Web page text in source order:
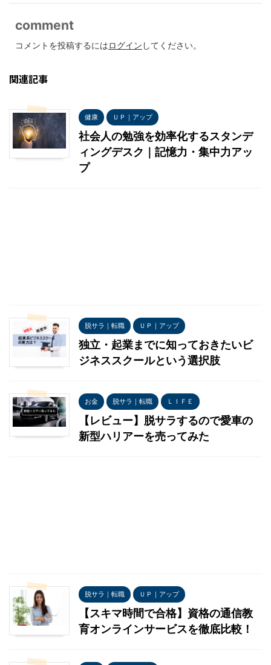
comment
コメントを投稿するにはログイン してください。
関連記事
健康 ＵＰ｜アップ
社会人の勉強を効率化するスタンデ
ィングデスク｜記憶力・集中力アッ
プ
脱サラ｜転職 ＵＰ｜アップ
独立・起業までに知っておきたいビ
ジネススクールという選択肢
お金 脱サラ｜転職 ＬＩＦＥ
【レビュー】脱サラするので愛車の
新型ハリアーを売ってみた
脱サラ｜転職 ＵＰ｜アップ
【スキマ時間で合格】資格の通信教
育オンラインサービスを徹底比較！